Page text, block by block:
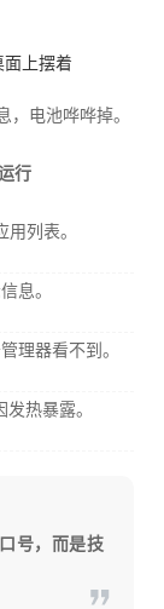
上摆着
电池哗哗掉。
行
列表。
息。
理器看不到。
热暴露。
号，而是技